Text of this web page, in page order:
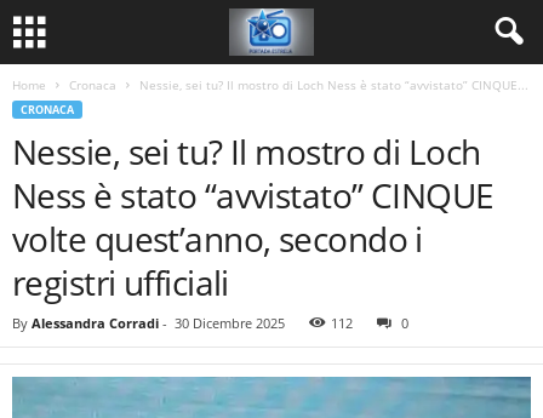
Home Cronaca Nessie, sei tu? Il mostro di Loch Ness è stato “avvistato” CINQUE...
CRONACA
Nessie, sei tu? Il mostro di Loch
Ness è stato “avvistato” CINQUE
volte quest’anno, secondo i
registri ufficiali
By Alessandra Corradi - 30 Dicembre 2025 112 0